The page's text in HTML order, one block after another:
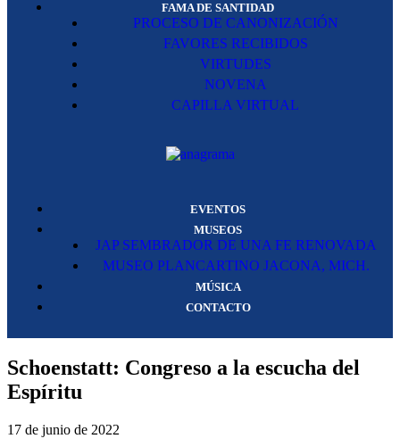
FAMA DE SANTIDAD
PROCESO DE CANONIZACIÓN
FAVORES RECIBIDOS
VIRTUDES
NOVENA
CAPILLA VIRTUAL
EVENTOS
MUSEOS
JAP SEMBRADOR DE UNA FE RENOVADA
MUSEO PLANCARTINO JACONA, MICH.
MÚSICA
CONTACTO
Schoenstatt: Congreso a la escucha del
Espíritu
17 de junio de 2022